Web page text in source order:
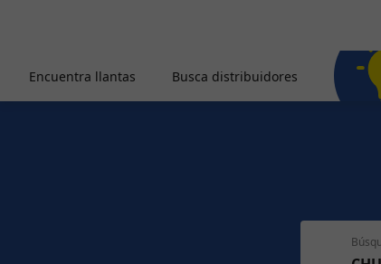
Encuentra llantas Busca distribuidores